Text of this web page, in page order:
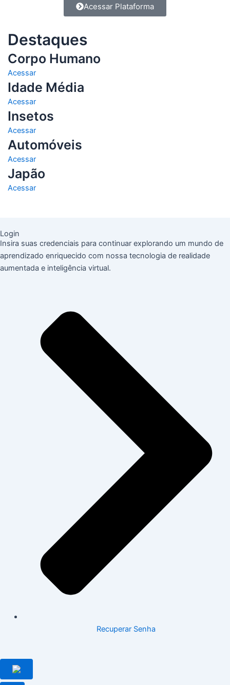
Acessar Plataforma
Destaques
Corpo Humano
Acessar
Idade Média
Acessar
Insetos
Acessar
Automóveis
Acessar
Japão
Acessar
Login
Insira suas credenciais para continuar explorando um mundo de
aprendizado enriquecido com nossa tecnologia de realidade
aumentada e inteligência virtual.
Recuperar Senha